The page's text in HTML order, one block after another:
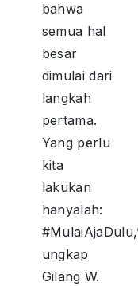
bahwa
semua hal
besar
dimulai dari
langkah
pertama.
Yang perlu
kita
lakukan
hanyalah:
ungkap
Gilang W.